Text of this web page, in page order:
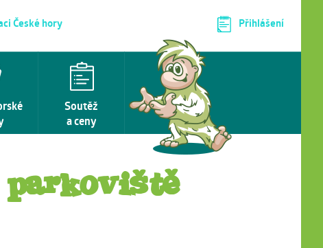
České hory Přihlášení
Soutěž
a ceny